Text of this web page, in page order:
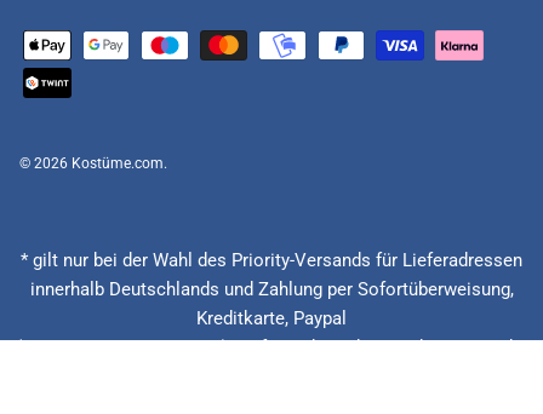
© 2026 Kostüme.com.
* gilt nur bei der Wahl des Priority-Versands für Lieferadressen
innerhalb Deutschlands und Zahlung per Sofortüberweisung,
Kreditkarte, Paypal
(Feiertage ausgenommen), Lieferzeitberechnung ab Eingang der